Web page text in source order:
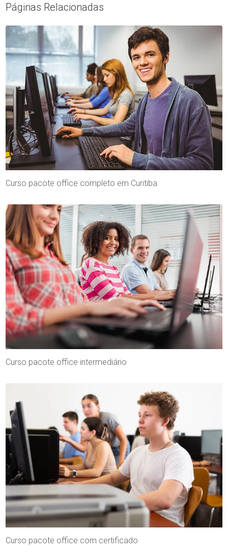
Páginas Relacionadas
Curso pacote office completo em Curitiba
Curso pacote office intermediário
Curso pacote office com certificado